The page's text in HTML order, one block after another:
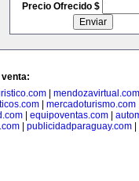
Precio Ofrecido $
mendozavirtual.com
| mercadoturismo.com
equipoventas.com
| publicidadparaguay.com|